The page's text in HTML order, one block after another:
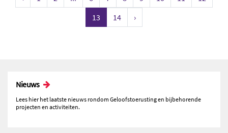
13
14 ›
Nieuws
Lees hier het laatste nieuws rondom Geloofstoerusting en bijbehorende
projecten en activiteiten.